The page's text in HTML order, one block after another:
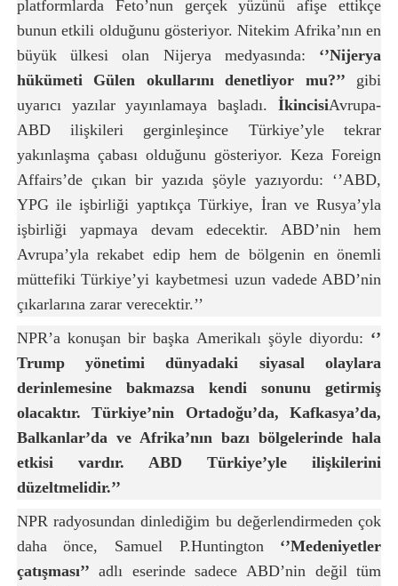
platformlarda Feto’nun gerçek yüzünü afişe ettikçe
bunun etkili olduğunu gösteriyor. Nitekim Afrika’nın en
büyük ülkesi olan Nijerya medyasında: ‘’Nijerya
hükümeti Gülen okullarını denetliyor mu?’’ gibi
uyarıcı yazılar yayınlamaya başladı. İkincisiAvrupa-
ABD ilişkileri gerginleşince Türkiye’yle tekrar
yakınlaşma çabası olduğunu gösteriyor. Keza Foreign
Affairs’de çıkan bir yazıda şöyle yazıyordu: ‘’ABD,
YPG ile işbirliği yaptıkça Türkiye, İran ve Rusya’yla
işbirliği yapmaya devam edecektir. ABD’nin hem
Avrupa’yla rekabet edip hem de bölgenin en önemli
müttefiki Türkiye’yi kaybetmesi uzun vadede ABD’nin
çıkarlarına zarar verecektir.’’
NPR’a konuşan bir başka Amerikalı şöyle diyordu: ‘’
Trump yönetimi dünyadaki siyasal olaylara
derinlemesine bakmazsa kendi sonunu getirmiş
olacaktır. Türkiye’nin Ortadoğu’da, Kafkasya’da,
Balkanlar’da ve Afrika’nın bazı bölgelerinde hala
etkisi vardır. ABD Türkiye’yle ilişkilerini
düzeltmelidir.’’
NPR radyosundan dinlediğim bu değerlendirmeden çok
daha önce, Samuel P.Huntington ‘’Medeniyetler
çatışması’’ adlı eserinde sadece ABD’nin değil tüm